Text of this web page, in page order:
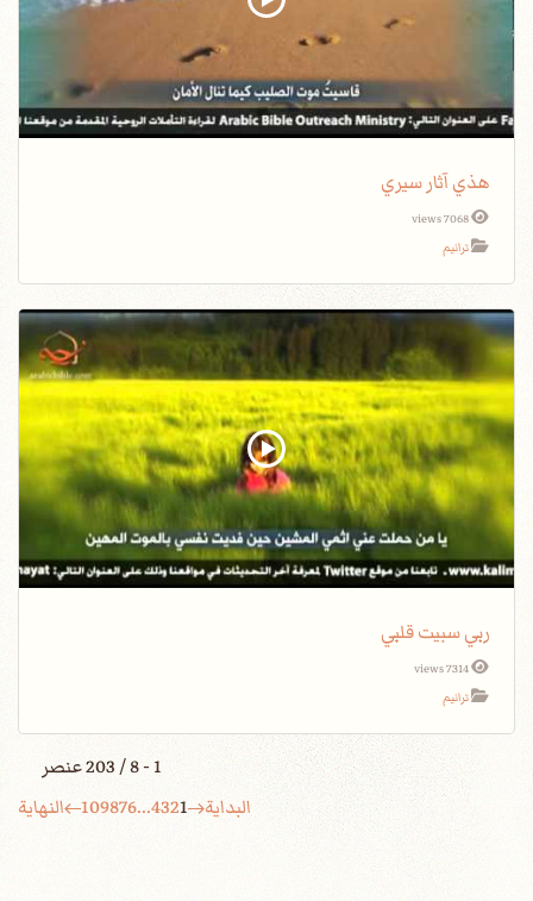
هذي آثار سيري
7068 views
ترانيم
ربي سبيت قلبي
7314 views
ترانيم
1 - 8 / 203 عنصر
البداية
1
2
3
4
...
6
7
8
9
10 النهاية